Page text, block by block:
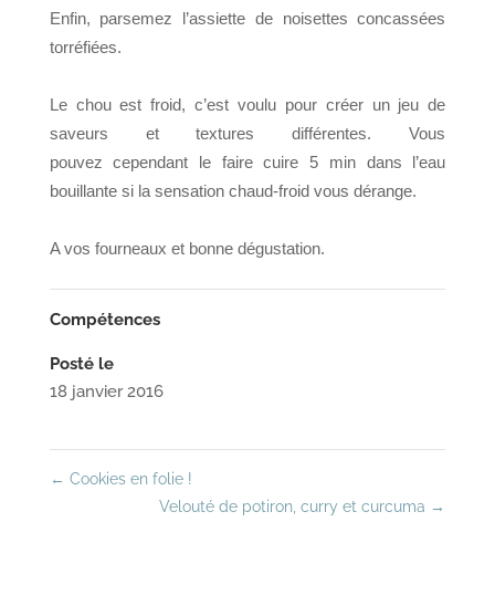
Enfin, parsemez l’assiette de noisettes concassées
torréfiées.
Le chou est froid, c’est voulu pour créer un jeu de
saveurs et textures différentes. Vous
pouvez cependant le faire cuire 5 min dans l’eau
bouillante si la sensation chaud-froid vous dérange.
A vos fourneaux et bonne dégustation.
Compétences
Posté le
18 janvier 2016
← Cookies en folie !
Velouté de potiron, curry et curcuma →